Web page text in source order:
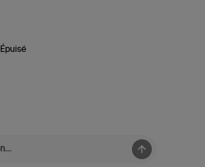
Épuisé